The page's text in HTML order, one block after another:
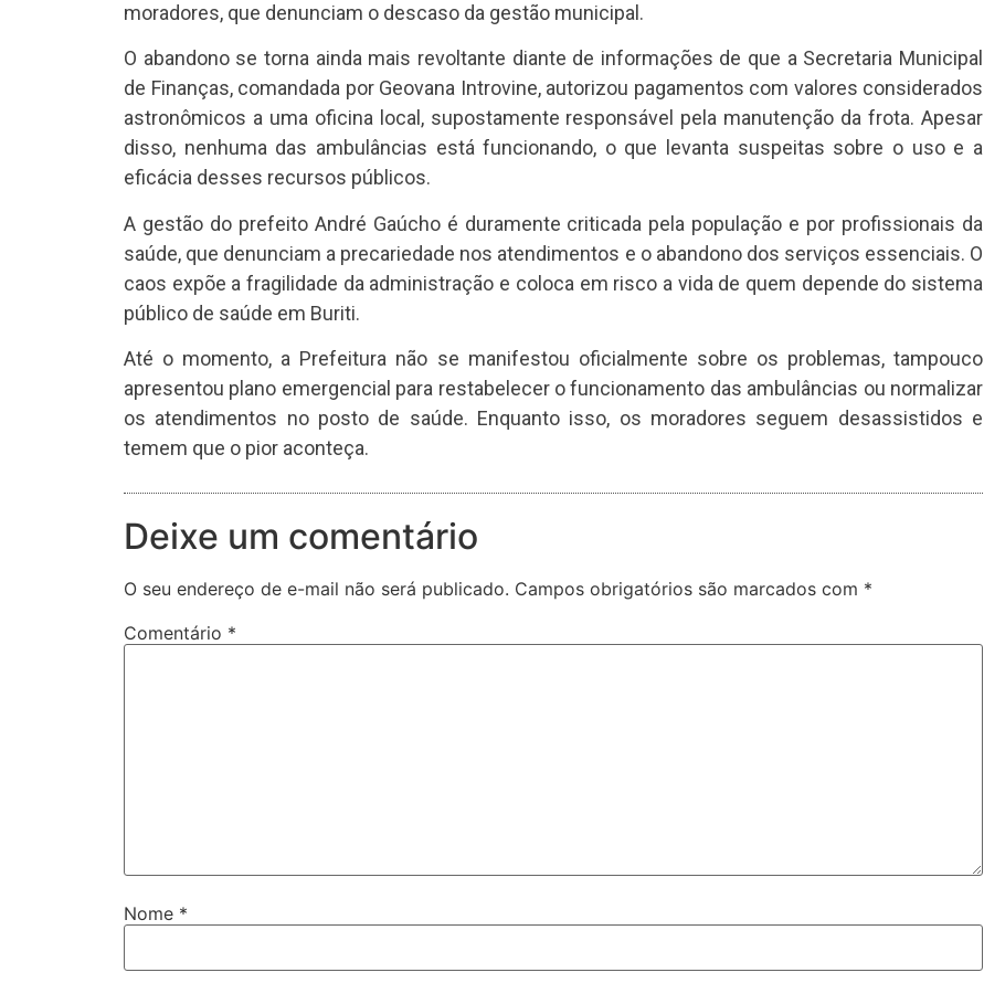
moradores, que denunciam o descaso da gestão municipal.
O abandono se torna ainda mais revoltante diante de informações de que a Secretaria Municipal
de Finanças, comandada por Geovana Introvine, autorizou pagamentos com valores considerados
astronômicos a uma oficina local, supostamente responsável pela manutenção da frota. Apesar
disso, nenhuma das ambulâncias está funcionando, o que levanta suspeitas sobre o uso e a
eficácia desses recursos públicos.
A gestão do prefeito André Gaúcho é duramente criticada pela população e por profissionais da
saúde, que denunciam a precariedade nos atendimentos e o abandono dos serviços essenciais. O
caos expõe a fragilidade da administração e coloca em risco a vida de quem depende do sistema
público de saúde em Buriti.
Até o momento, a Prefeitura não se manifestou oficialmente sobre os problemas, tampouco
apresentou plano emergencial para restabelecer o funcionamento das ambulâncias ou normalizar
os atendimentos no posto de saúde. Enquanto isso, os moradores seguem desassistidos e
temem que o pior aconteça.
Deixe um comentário
O seu endereço de e-mail não será publicado. Campos obrigatórios são marcados com *
Comentário *
Nome *